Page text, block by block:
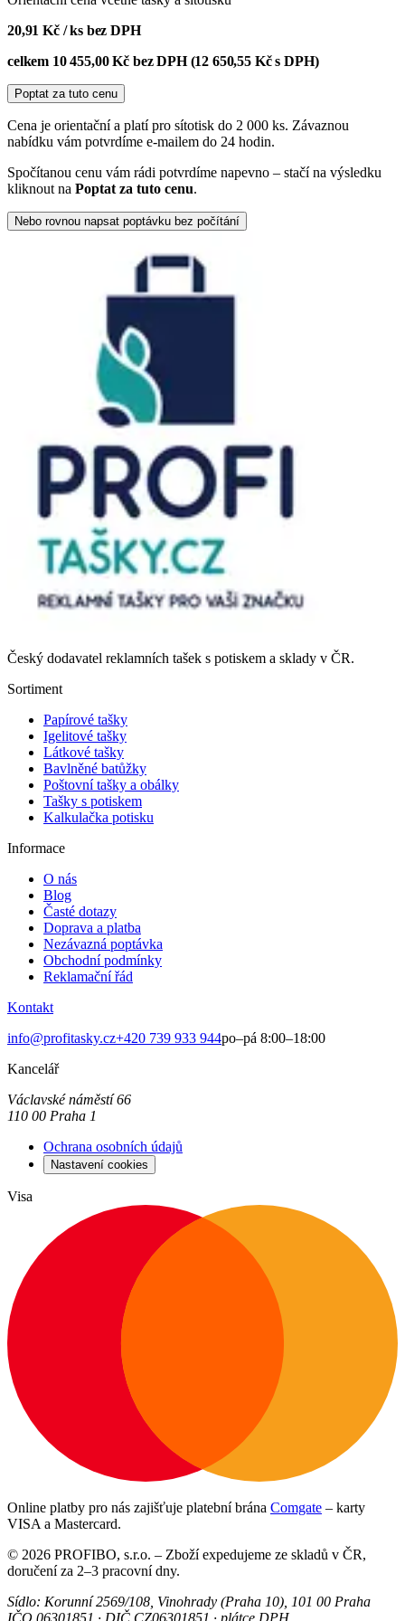
20,91 Kč / ks bez DPH
celkem 10 455,00 Kčbez DPH (12 650,55 Kčs DPH)
Poptat za tuto cenu
Cena je orientační a platí pro sítotisk do 2 000 ks. Závaznou
nabídku vám potvrdíme e-mailem do 24 hodin.
Spočítanou cenu vám rádi potvrdíme napevno – stačí na výsledku
kliknout na Poptat za tuto cenu.
Nebo rovnou napsat poptávku bez počítání
Český dodavatel reklamních tašek s potiskem a sklady v ČR.
Sortiment
Papírové tašky
Igelitové tašky
Látkové tašky
Bavlněné batůžky
Poštovní tašky a obálky
Tašky s potiskem
Kalkulačka potisku
Informace
O nás
Blog
Časté dotazy
Doprava a platba
Nezávazná poptávka
Obchodní podmínky
Reklamační řád
Kontakt
info@profitasky.cz+420 739 933 944po–pá 8:00–18:00
Kancelář
Václavské náměstí 66
110 00 Praha 1
Ochrana osobních údajů
Nastavení cookies
Visa
Online platby pro nás zajišťuje platební brána Comgate – karty
VISA a Mastercard.
© 2026 PROFIBO, s.r.o. – Zboží expedujeme ze skladů v ČR,
doručení za 2–3 pracovní dny.
Sídlo: Korunní 2569/108 Vinohrady (Praha 10) 101 00 Praha
IČO 06301851 · DIČ CZ06301851 · plátce DPH